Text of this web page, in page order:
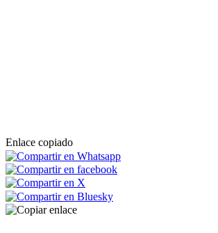
Enlace copiado